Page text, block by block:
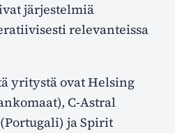
järjestelmiä
relevanteissa
yritystä ovat Helsing
C-Astral
ja Spirit